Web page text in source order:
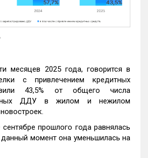
месяцев 2025 года, говорится в
с привлечением кредитных
43,5% от общего числа
ДДУ в жилом и нежилом
прошлого года равнялась
данный момент она уменьшилась на